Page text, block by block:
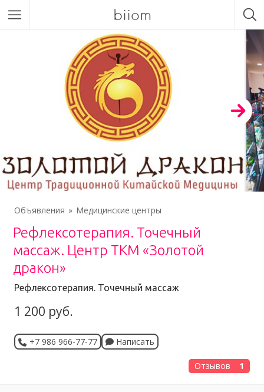
biiom
Объявления Медицинские центры
Рефлексотерапия. Точечный
массаж. Центр ТКМ «Золотой
дракон»
Рефлексотерапия. Точечный массаж
1 200 руб.
+7 986 966-77-77 Написать
Отзывов 1